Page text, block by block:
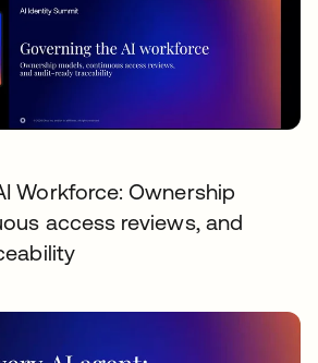
Workforce: Ownership
access reviews, and